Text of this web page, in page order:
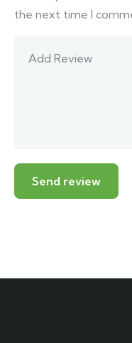
the next time I